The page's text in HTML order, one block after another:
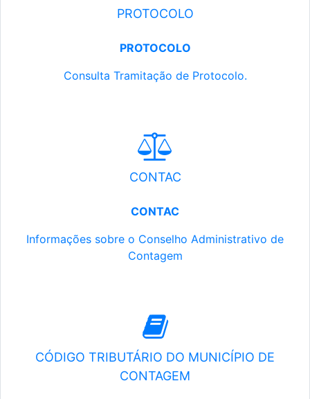
PROTOCOLO
PROTOCOLO
Consulta Tramitação de Protocolo.
CONTAC
CONTAC
Informações sobre o Conselho Administrativo de
Contagem
CÓDIGO TRIBUTÁRIO DO MUNICÍPIO DE
CONTAGEM